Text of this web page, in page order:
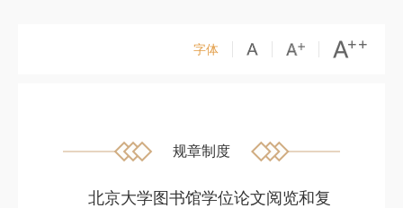
字体
规章制度
北京大学图书馆学位论文阅览和复